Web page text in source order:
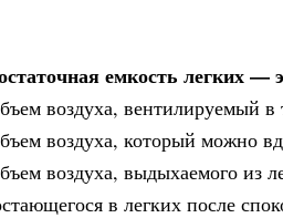
емкость легких —
воздуха, вентилируемый
воздуха, который можно
воздуха, выдыхаемого из
в легких после